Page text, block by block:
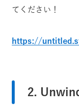
てください！
https://
2.